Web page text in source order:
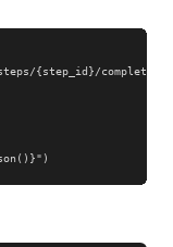
{step_id}/complete",